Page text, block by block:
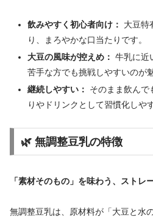
飲みやすく初心者向け：
大豆特
り、まろやかな口当たりです。
大豆の風味が控えめ： 牛乳に近
苦手な方でも挑戦しやすいのが魅
継続しやすい：
そのまま飲んで
りやドリンクとして習慣化しや
🌿 無調整豆乳の特徴
「素材そのもの」を味わう、ストレ
無調整豆乳は、原材料が「大豆と水